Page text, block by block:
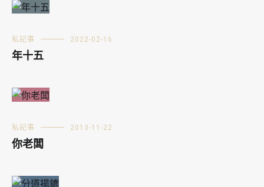
私記事 2022-02-16
年十五
私記事 2013-11-22
你老闆